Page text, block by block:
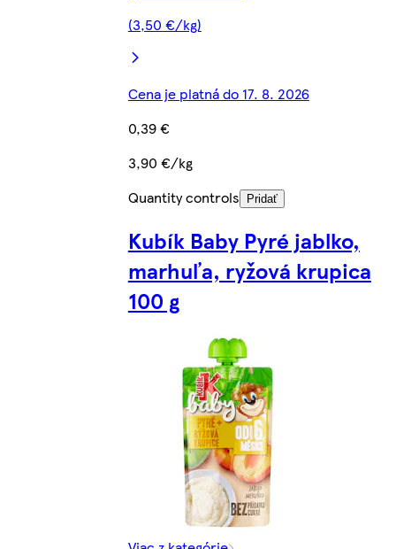
(3,50 €/kg)
Cena je platná do 17. 8. 2026
0,39 €
3,90 €/kg
Quantity controls
Pridať
Kubík Baby Pyré jablko,
marhuľa, ryžová krupica
100 g